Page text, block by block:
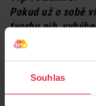
Souhlas
Pokud už o sobě
tvorbu pih,
třezalka a
zvyšují citlivost